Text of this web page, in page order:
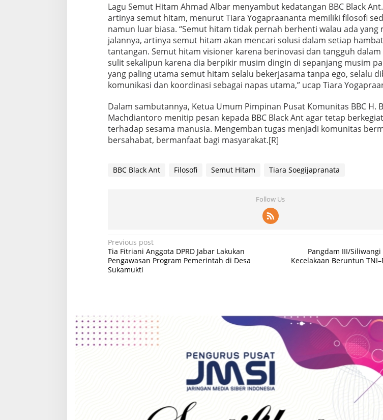
t
H
t
a
m
Lagu Semut Hitam Ahmad Albar menyambut kedatangan BBC Black
artinya semut hitam, menurut Tiara Yogapraananta memiliki filosofi
namun luar biasa. “Semut hitam tidak pernah berhenti walau ada yang
jalannya, artinya semut hitam akan mencari solusi dalam setiap
tantangan. Semut hitam visioner karena berinovasi dan tangguh dalam
sulit sekalipun karena dia berpikir musim dingin di sepanjang musim
yang paling utama semut hitam selalu bekerjasama tanpa ego, selalu
komunikasi dan koordinasi sebagai napas utama,” ucap Tiara
Dalam sambutannya, Ketua Umum Pimpinan Pusat Komunitas BBC H.
Machdiantoro menitip pesan kepada BBC Black Ant agar tetap
terhadap sesama manusia. Mengemban tugas menjadi komunitas
bersahabat, bermanfaat bagi masyarakat.[R]
BBC Black Ant Filosofi Semut Hitam Tiara Soegijapranata
Follow Us
P
o
s
a
v
i
Previous post
Tia Fitriani Anggota DPRD Jabar Lakukan
Pengawasan Program Pemerintah di Desa
Sukamukti
Pangdam III/Siliwangi
Kecelakaan Beruntun